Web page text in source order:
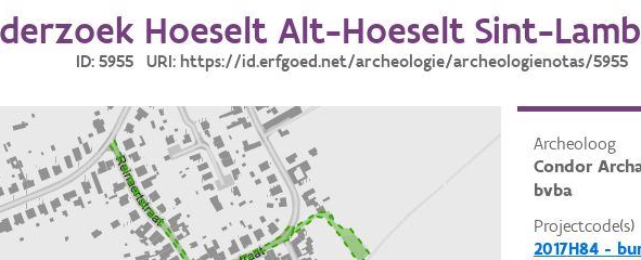
Hoeselt Alt-Hoeselt Sint-
ID: 5955 URI: https://id.erfgoed.net/archeologie/archeologienotas/5955
Archeoloog
Condor
bvba
Projectcode(s)
2017H84 -